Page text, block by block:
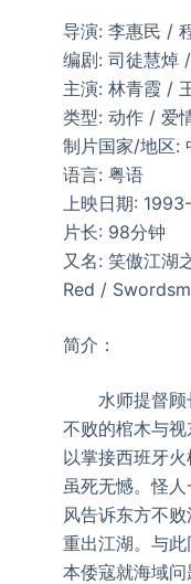
导演: 李惠民 /
编剧: 司徒慧焯
主演: 林青霞 /
类型: 动作 / 爱
制片国家/地区:
语言: 粤语
上映日期:
片长: 98分钟
又名: 笑傲江湖
Red /
简介：
水师提督顾长
不败的棺木与
以掌接西班牙
虽死无憾。怪
风告诉东方不
重出江湖。与
本倭寇就海域